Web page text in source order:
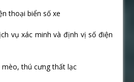
thoại biển số xe
vụ xác minh và định vị số điện
thú cưng thất lạc